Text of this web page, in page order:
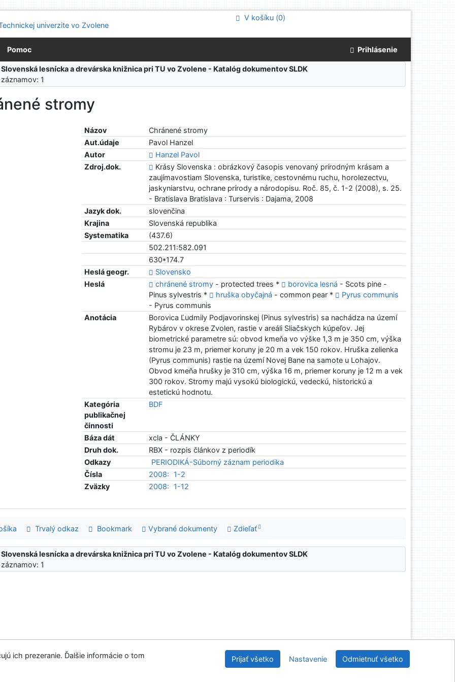
V košíku (0)
Pomoc Prihlásenie
Slovenská lesnícka a drevárska knižnica pri TU vo Zvolene - Katalóg dokumentov SLDK
1
stromy
Názov
Chránené stromy
Aut.údaje
Pavol Hanzel
Autor
Hanzel Pavol
Zdroj.dok.
Krásy Slovenska : obrázkový časopis venovaný prírodným krásam a
zaujímavostiam Slovenska, turistike, cestovnému ruchu, horolezectvu,
jaskyniarstvu, ochrane prírody a národopisu. Roč. 85, č. 1-2 (2008), s. 25.
- Bratislava Bratislava : Turservis : Dajama, 2008
Jazyk dok.
slovenčina
Krajina
Slovenská republika
Systematika
(437.6)
502.211:582.091
630*174.7
Heslá geogr.
Slovensko
Heslá
chránené stromy - protected trees * borovica lesná - Scots pine -
Pinus sylvestris *
hruška obyčajná - common pear *
Pyrus communis
- Pyrus communis
Anotácia
Borovica Ľudmily Podjavorinskej (Pinus sylvestris) sa nachádza na území
Rybárov v okrese Zvolen, rastie v areáli Sliačskych kúpeľov. Jej
biometrické parametre sú: obvod kmeňa vo výške 1,3 m je 350 cm, výška
stromu je 23 m, priemer koruny je 20 m a vek 150 rokov. Hruška zelienka
(Pyrus communis) rastie na území Novej Bane na samote u Lohajov.
Obvod kmeňa hrušky je 310 cm, výška 16 m, priemer koruny je 12 m a vek
300 rokov. Stromy majú vysokú biologickú, vedeckú, historickú a
estetickú hodnotu.
Kategória
publikačnej
činnosti
BDF
Báza dát
xcla - ČLÁNKY
Druh dok.
RBX - rozpis článkov z periodík
Odkazy
PERIODIKÁ-Súborný záznam periodika
Čísla
2008:
1-2
Zväzky
2008: 1-12
Trvalý odkaz Bookmark Vybrané dokumenty Zdieľať
Slovenská lesnícka a drevárska knižnica pri TU vo Zvolene - Katalóg dokumentov SLDK
1
Súkromie
Modul OpenSearch
Slovenská lesnícka a drevárska knižnica pri Technickej univerzite
vo Zvolene
ich prezeranie. Ďalšie informácie o tom Prijať všetko Nastavenie Odmietnuť všetko